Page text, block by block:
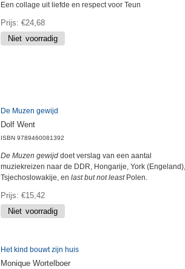
Een collage uit liefde en respect voor Teun
Prijs €24,68
De Muzen gewijd
Dolf Went
ISBN 9789460081392
De Muzen gewijd doet verslag van een aantal
muziekreizen naar de DDR, Hongarije, York (Engeland),
Tsjechoslowakije, en last but not leastPolen.
Prijs €15,42
Het kind bouwt zijn huis
Monique Wortelboer